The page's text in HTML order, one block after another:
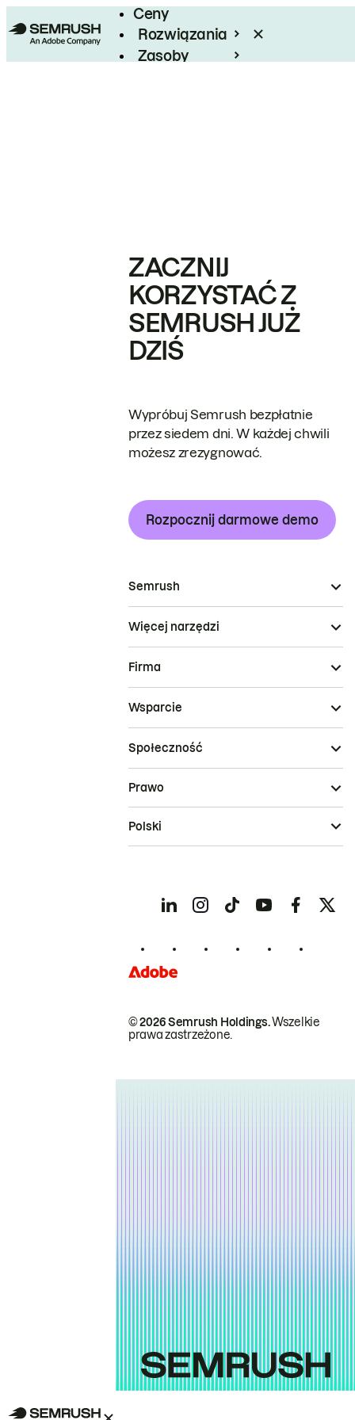
Ceny
Rozwiązania
Zasoby
ZACZNIJ
KORZYSTAĆ Z
SEMRUSH JUŻ
DZIŚ
Wypróbuj Semrush bezpłatnie
przez siedem dni. W każdej chwili
możesz zrezygnować.
Rozpocznij darmowe demo
Semrush
Więcej narzędzi
Firma
Wsparcie
Społeczność
© 2026 Semrush Holdings.Wszelkie
prawa zastrzeżone.
Prawo
Polski